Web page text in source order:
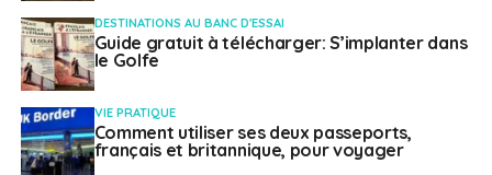
DESTINATIONS AU BANC D'ESSAI
Guide gratuit à télécharger: S’implanter dans
le Golfe
VIE PRATIQUE
Comment utiliser ses deux passeports,
français et britannique, pour voyager